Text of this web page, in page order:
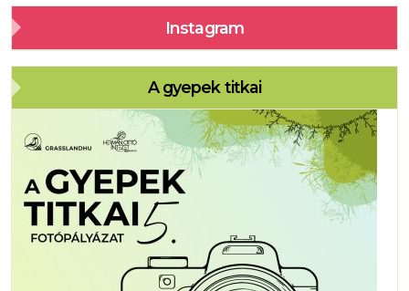
Instagram
A gyepek titkai